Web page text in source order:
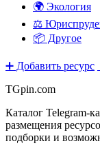
🌍 Экология
⚖️
📦 Другое
➕ Добавить ресурс
TGpin.com
Каталог Telegram-
размещения
подборки и